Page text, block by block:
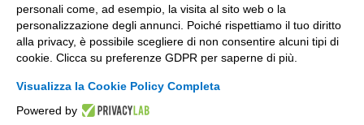
UTILITÀ
Recupero Password
Verifica attestato di presenza
POLICIES AND TERMS
personali come, ad esempio, la visita al sito web o la
personalizzazione degli annunci. Poiché rispettiamo il tuo diritto
alla privacy, è possibile scegliere di non consentire alcuni tipi di
cookie. Clicca su preferenze GDPR per saperne di più.
Visualizza la Cookie Policy Completa
Powered by